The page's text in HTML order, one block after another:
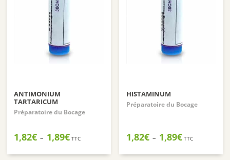
ANTIMONIUM
TARTARICUM
Préparatoire du Bocage
1,82€ – 1,89€Plage
prix :
TTC
HISTAMINUM
Préparatoire du Bocage
1,82€ – 1,89€Plage
prix :
TTC